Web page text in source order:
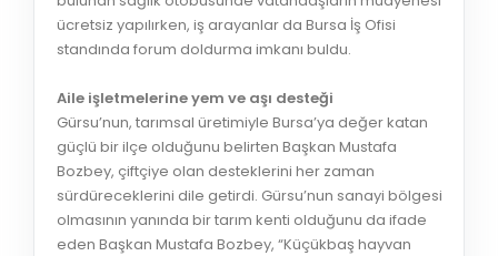
ücretsiz yapılırken, iş arayanlar da Bursa İş Ofisi
standında forum doldurma imkanı buldu.
Aile işletmelerine yem ve aşı desteği
Gürsu’nun, tarımsal üretimiyle Bursa’ya değer katan
güçlü bir ilçe olduğunu belirten Başkan Mustafa
Bozbey, çiftçiye olan desteklerini her zaman
sürdüreceklerini dile getirdi. Gürsu’nun sanayi bölgesi
olmasının yanında bir tarım kenti olduğunu da ifade
eden Başkan Mustafa Bozbey, “Küçükbaş hayvan